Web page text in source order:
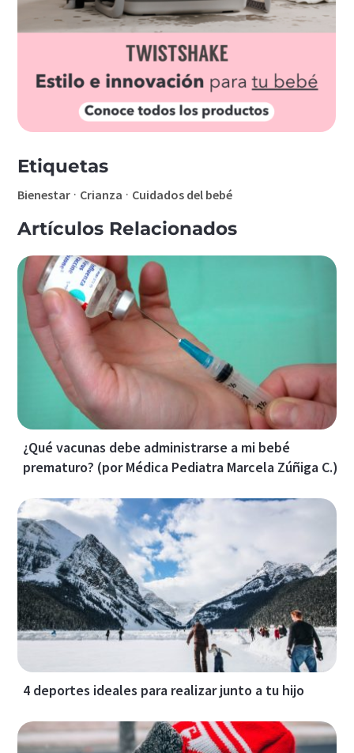
Etiquetas
Bienestar · Crianza · Cuidados del bebé
Artículos Relacionados
¿Qué vacunas debe administrarse a mi bebé
prematuro? (por Médica Pediatra Marcela Zúñiga C.)
4 deportes ideales para realizar junto a tu hijo